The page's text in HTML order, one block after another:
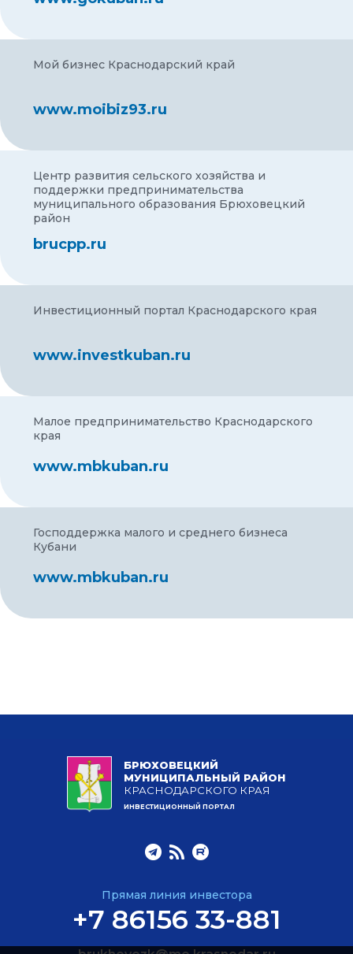
Мой бизнес Краснодарский край
www.moibiz93.ru
Центр развития сельского хозяйства и
поддержки предпринимательства
муниципального образования Брюховецкий
район
brucpp.ru
Инвестиционный портал Краснодарского края
www.investkuban.ru
Малое предпринимательство Краснодарского
края
www.mbkuban.ru
Господдержка малого и среднего бизнеса
Кубани
www.mbkuban.ru
БРЮХОВЕЦКИЙ
МУНИЦИПАЛЬНЫЙ РАЙОН
КРАСНОДАРСКОГО КРАЯ
ИНВЕСТИЦИОННЫЙ ПОРТАЛ
Прямая линия инвестора
+7 86156 33-881